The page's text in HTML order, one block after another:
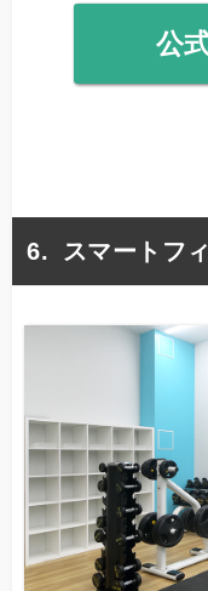
公
スマートフ